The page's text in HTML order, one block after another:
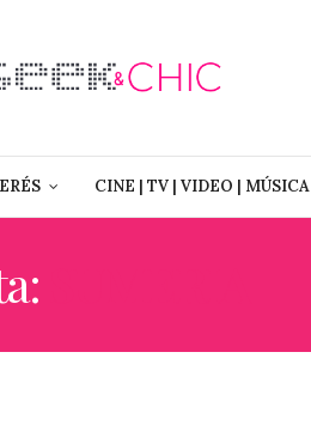
CINE | TV | VIDEO | MÚSICA